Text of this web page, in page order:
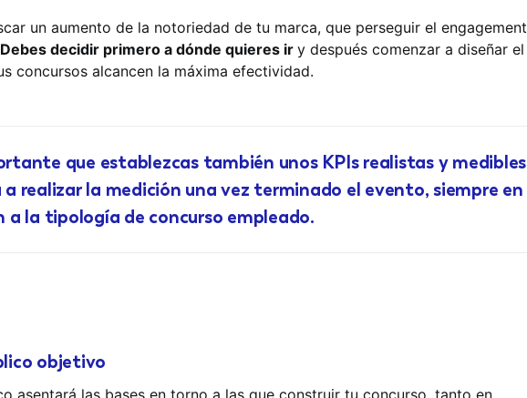
un aumento de la notoriedad de tu marca, que perseguir el engagement
Debes decidir primero a dónde quieres ir y después comenzar a diseñar el
concursos alcancen la máxima efectividad.
que establezcas también unos KPIs realistas y medibles
a realizar la medición una vez terminado el evento, siempre en
a la tipología de concurso empleado.
objetivo
asentará las bases en torno a las que construir tu concurso, tanto en